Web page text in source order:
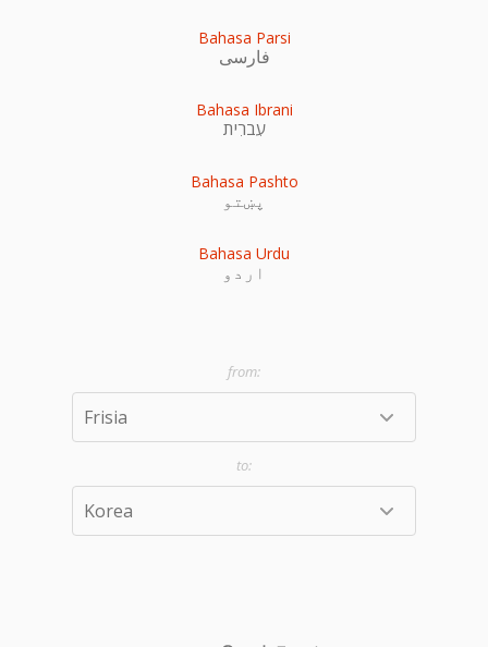
Bahasa Parsi
فارسی
Bahasa Ibrani
עִברִית
Bahasa Pashto
پښتو
Bahasa Urdu
اردو